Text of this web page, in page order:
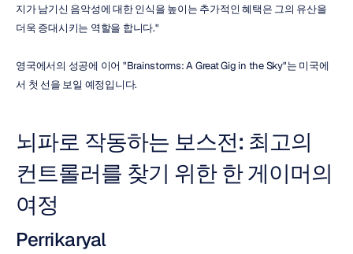
지가 남기신 음악성에 대한 인식을 높이는 추가적인 혜택은 그의 유산을
더욱 증대시키는 역할을 합니다."
영국에서의 성공에 이어 "Brainstorms: A Great Gig in the Sky"는 미국에
서 첫 선을 보일 예정입니다.
뇌파로 작동하는 보스전: 최고의
컨트롤러를 찾기 위한 한 게이머의
여정
Perrikaryal